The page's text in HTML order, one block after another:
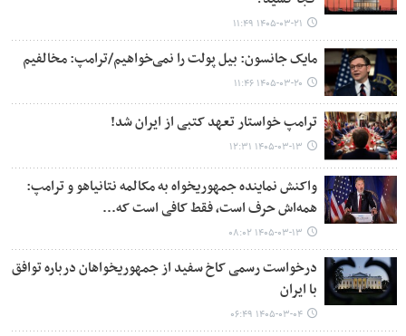
۱۴۰۵-۰۳-۲۱ ۱۱:۴۹
مایک جانسون: بیل پولت را نمی‌خواهیم/ترامپ: مخالفیم
۱۴۰۵-۰۳-۲۰ ۱۱:۴۶
ترامپ خواستار تعهد کتبی از ایران شد!
۱۴۰۵-۰۳-۱۳ ۱۲:۳۱
واکنش نماینده جمهوریخواه به مکالمه نتانیاهو و ترامپ:
همه‌اش حرف است، فقط کافی است که...
۱۴۰۵-۰۳-۱۳ ۰۸:۰۲
درخواست رسمی کاخ سفید از جمهوریخواهان درباره توافق
با ایران
۱۴۰۵-۰۳-۰۴ ۰۶:۴۹